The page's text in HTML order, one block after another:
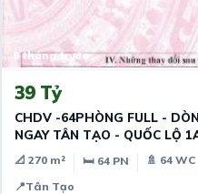
8 tháng trước
39 Tỷ
CHDV -64PHÒNG FULL -
📐 270 m² 🛏 64 PN
🚿 64 WC
📍Tân Tạo